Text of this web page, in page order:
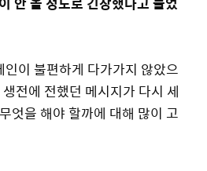
이 불편하게 다가가지 않았으
전에 전했던 메시지가 다시 세
엇을 해야 할까에 대해 많이 고